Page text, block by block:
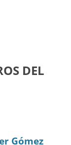
DEL
Gómez